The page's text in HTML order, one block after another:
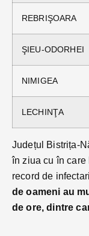
REBRIŞOARA
ŞIEU-ODORHEI
NIMIGEA
LECHINŢA
Județul Bistrița-
în ziua cu în
record de
de oameni au
de ore, dintre